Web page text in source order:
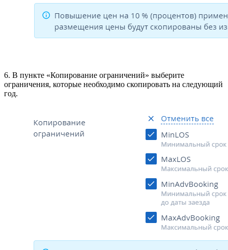
6. В пункте «Копирование ограничений» выберите
ограничения, которые необходимо скопировать на следующий
год.